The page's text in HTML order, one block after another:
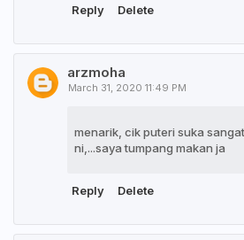
Reply Delete
arzmoha
March 31, 2020 11:49 PM
menarik, cik puteri suka
ni,...saya tumpang makan ja
Reply Delete